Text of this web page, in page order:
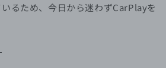
るため、今日から迷わずCarPlayを